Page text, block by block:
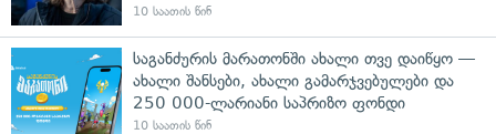
10 საათის წინ
საგანძურის მარათონში ახალი თვე დაიწყო —
ახალი შანსები, ახალი გამარჯვებულები და
250 000-ლარიანი საპრიზო ფონდი
10 საათის წინ